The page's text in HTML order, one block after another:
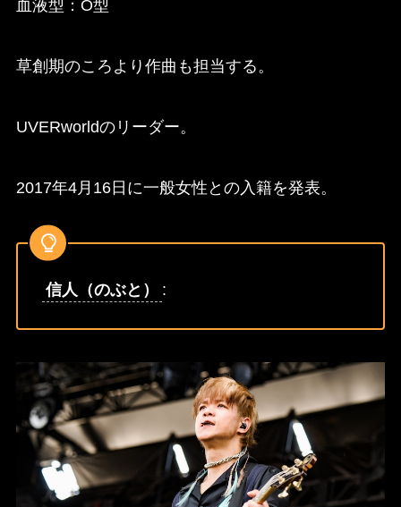
血液型：O型
草創期のころより作曲も担当する。
UVERworldのリーダー。
2017年4月16日に一般女性との入籍を発表。
信人（のぶと） :